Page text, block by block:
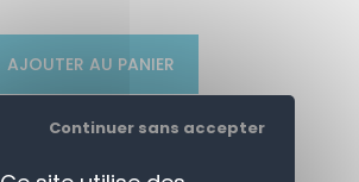
AJOUTER AU PANIER
Continuer sans accepter